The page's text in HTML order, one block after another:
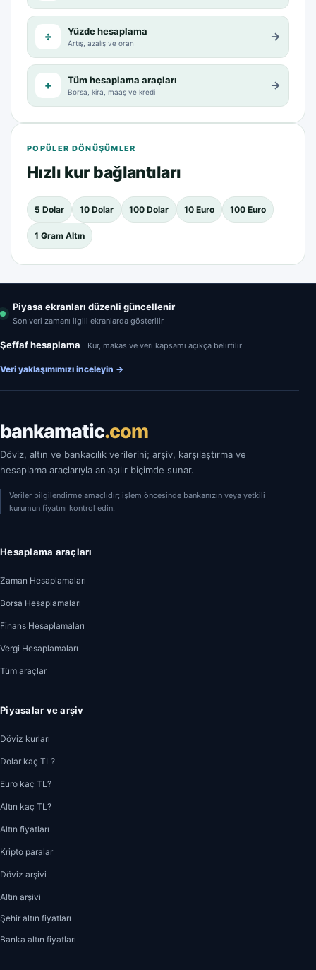
÷ Yüzde hesaplama
Artış, azalış ve oran →
+ Tüm hesaplama araçları
Borsa, kira, maaş ve kredi →
POPÜLER DÖNÜŞÜMLER
Hızlı kur bağlantıları
5 Dolar 10 Dolar 100 Dolar 10 Euro 100 Euro
1 Gram Altın
Piyasa ekranları düzenli güncellenir
Son veri zamanı ilgili ekranlarda gösterilir
Şeffaf hesaplama Kur, makas ve veri kapsamı açıkça belirtilir
Veri yaklaşımımızı inceleyin →
bankamatic.com
Döviz, altın ve bankacılık verilerini; arşiv, karşılaştırma ve
hesaplama araçlarıyla anlaşılır biçimde sunar.
Veriler bilgilendirme amaçlıdır; işlem öncesinde bankanızın veya yetkili
kurumun fiyatını kontrol edin.
Hesaplama araçları
Zaman Hesaplamaları
Borsa Hesaplamaları
Finans Hesaplamaları
Vergi Hesaplamaları
Tüm araçlar
Piyasalar ve arşiv
Döviz kurları
Dolar kaç TL?
Euro kaç TL?
Altın kaç TL?
Altın fiyatları
Kripto paralar
Döviz arşivi
Altın arşivi
Şehir altın fiyatları
Banka altın fiyatları